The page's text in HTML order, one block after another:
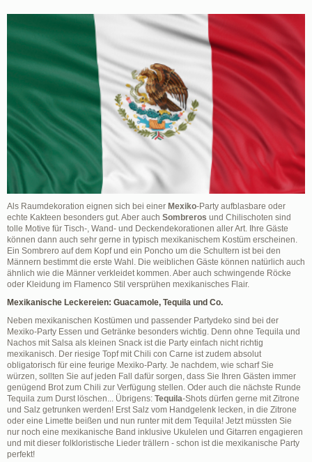
Als Raumdekoration eignen sich bei einer Mexiko-Party aufblasbare oder
echte Kakteen besonders gut. Aber auch Sombreros und Chilischoten sind
tolle Motive für Tisch-, Wand- und Deckendekorationen aller Art. Ihre Gäste
können dann auch sehr gerne in typisch mexikanischem Kostüm erscheinen.
Ein Sombrero auf dem Kopf und ein Poncho um die Schultern ist bei den
Männern bestimmt die erste Wahl. Die weiblichen Gäste können natürlich auch
ähnlich wie die Männer verkleidet kommen. Aber auch schwingende Röcke
oder Kleidung im Flamenco Stil versprühen mexikanisches Flair.
Mexikanische Leckereien: Guacamole, Tequila und Co.
Neben mexikanischen Kostümen und passender Partydeko sind bei der
Mexiko-Party Essen und Getränke besonders wichtig. Denn ohne Tequila und
Nachos mit Salsa als kleinen Snack ist die Party einfach nicht richtig
mexikanisch. Der riesige Topf mit Chili con Carne ist zudem absolut
obligatorisch für eine feurige Mexiko-Party. Je nachdem, wie scharf Sie
würzen, sollten Sie auf jeden Fall dafür sorgen, dass Sie Ihren Gästen immer
genügend Brot zum Chili zur Verfügung stellen. Oder auch die nächste Runde
Tequila zum Durst löschen... Übrigens: Tequila-Shots dürfen gerne mit Zitrone
und Salz getrunken werden! Erst Salz vom Handgelenk lecken, in die Zitrone
oder eine Limette beißen und nun runter mit dem Tequila! Jetzt müssten Sie
nur noch eine mexikanische Band inklusive Ukulelen und Gitarren engagieren
und mit dieser folkloristische Lieder trällern - schon ist die mexikanische Party
perfekt!